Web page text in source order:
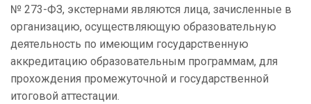
№ 273-ФЗ, экстернами являются лица, зачисленные в
организацию, осуществляющую образовательную
деятельность по имеющим государственную
аккредитацию образовательным программам, для
прохождения промежуточной и государственной
итоговой аттестации.